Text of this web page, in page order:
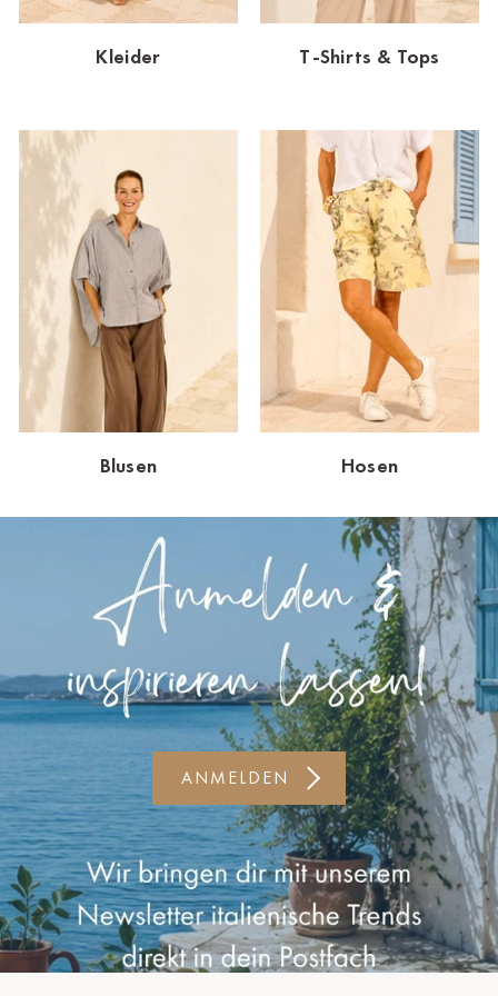
Dornbirn
Dortmund-Hombruch
Essen
HH-AEZ
HH-EEZ
HH-Eppendorf
HH-Hanseviertel
HH-Wandsbek
Hannover
Innsbruck
Kiel-CittiPark
Leipzig
Lindau
Münster
Oldenburg
Potsdam
Rostock
Kleider T-Shirts & Tops
Blusen Hosen
ANMELDEN